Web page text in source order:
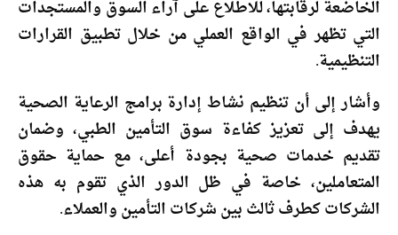
الخاضعة لرقابتها، للاطلاع على آراء السوق والمستجدات
التي تظهر في الواقع العملي من خلال تطبيق القرارات
التنظيمية.
وأشار إلى أن تنظيم نشاط إدارة برامج الرعاية الصحية
يهدف إلى تعزيز كفاءة سوق التأمين الطبي، وضمان
تقديم خدمات صحية بجودة أعلى، مع حماية حقوق
المتعاملين، خاصة في ظل الدور الذي تقوم به هذه
الشركات كطرف ثالث بين شركات التأمين والعملاء.